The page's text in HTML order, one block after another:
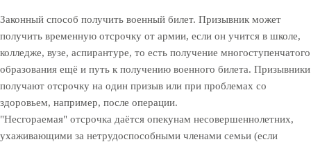
Законный способ получить военный билет. Призывник может
получить временную отсрочку от армии, если он учится в школе,
колледже, вузе, аспирантуре, то есть получение многоступенчатого
образования ещё и путь к получению военного билета. Призывники
получают отсрочку на один призыв или при проблемах со
здоровьем, например, после операции.
"Несгораемая" отсрочка даётся опекунам несовершеннолетних,
ухаживающими за нетрудоспособными членами семьи (если